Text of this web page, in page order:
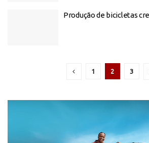
Produção de bicicletas
1 2 3